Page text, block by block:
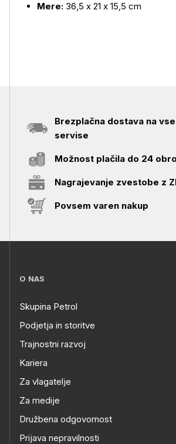
Mere: 36,5 x 21 x 15,5 cm
Brezplačna dostava na
servise
Možnost plačila do 24
Nagrajevanje zvestobe z
Povsem varen nakup
O NAS
Skupina Petrol
Podjetja in storitve
Trajnostni razvoj
Kariera
Za vlagatelje
Za medije
Družbena odgovornost
Prijava nepravilnosti